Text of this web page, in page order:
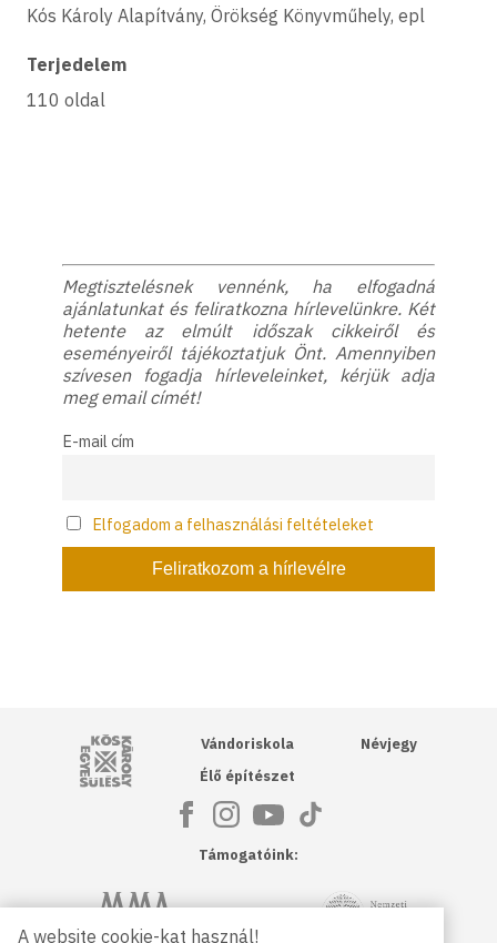
Kós Károly Alapítvány, Örökség Könyvműhely, epl
Terjedelem
110 oldal
Megtisztelésnek vennénk, ha elfogadná
ajánlatunkat és feliratkozna hírlevelünkre. Két
hetente az elmúlt időszak cikkeiről és
eseményeiről tájékoztatjuk Önt. Amennyiben
szívesen fogadja hírleveleinket, kérjük adja
meg email címét!
E-mail cím
Elfogadom a felhasználási feltételeket
Kós Károly Egyesülés
Vándoriskola
Élő építészet
Névjegy
Támogatóink:
Magyar Művészeti Akadémia NKA
A website cookie-kat használ!